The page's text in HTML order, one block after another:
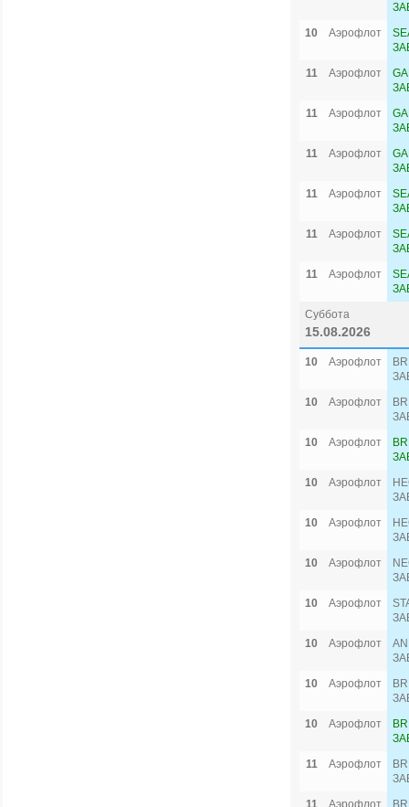
10
Аэрофлот
11
Аэрофлот
11
Аэрофлот
11
Аэрофлот
11
Аэрофлот
11
Аэрофлот
11
Аэрофлот
Суббота
15.08.2026
10 Аэрофлот
10
Аэрофлот
10
Аэрофлот
10
Аэрофлот
10
Аэрофлот
10
Аэрофлот
10
Аэрофлот
10
Аэрофлот
10
Аэрофлот
10
Аэрофлот
11
Аэрофлот
11
Аэрофлот